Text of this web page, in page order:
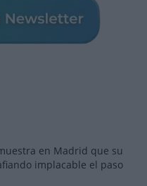
en Madrid que su
implacable el paso